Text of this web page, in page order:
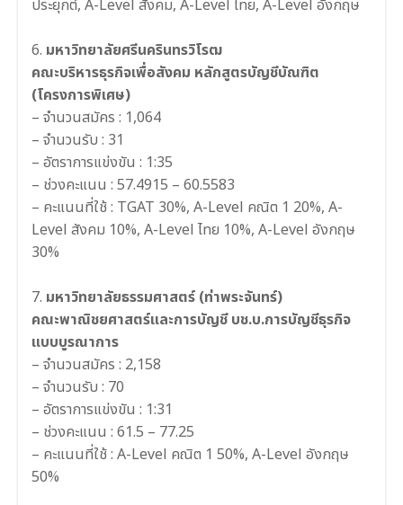
ประยุกต์, A-Level สังคม, A-Level ไทย, A-Level อังกฤษ
6. มหาวิทยาลัยศรีนครินทรวิโรฒ
คณะบริหารธุรกิจเพื่อสังคม หลักสูตรบัญชีบัณฑิต
(โครงการพิเศษ)
– จำนวนสมัคร : 1,064
– จำนวนรับ : 31
– อัตราการแข่งขัน : 1:35
– ช่วงคะแนน : 57.4915 – 60.5583
– คะแนนที่ใช้ : TGAT 30%, A-Level คณิต 1 20%, A-
Level สังคม 10%, A-Level ไทย 10%, A-Level อังกฤษ
30%
7. มหาวิทยาลัยธรรมศาสตร์ (ท่าพระจันทร์)
คณะพาณิชยศาสตร์และการบัญชี บช.บ.การบัญชีธุรกิจ
แบบบูรณาการ
– จำนวนสมัคร : 2,158
– จำนวนรับ : 70
– อัตราการแข่งขัน : 1:31
– ช่วงคะแนน : 61.5 – 77.25
– คะแนนที่ใช้ : A-Level คณิต 1 50%, A-Level อังกฤษ
50%